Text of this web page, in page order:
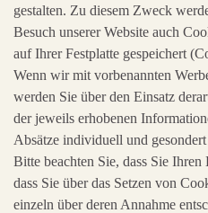
gestalten. Zu diesem Zweck
Besuch unserer Website auch
auf Ihrer Festplatte gespeichert
Wenn wir mit vorbenannten
werden Sie über den Einsatz
der jeweils erhobenen
Absätze individuell und
Bitte beachten Sie, dass Sie
dass Sie über das Setzen von
einzeln über deren Annahme